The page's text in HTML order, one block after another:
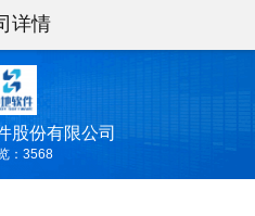
详情
股份有限公司
：3568